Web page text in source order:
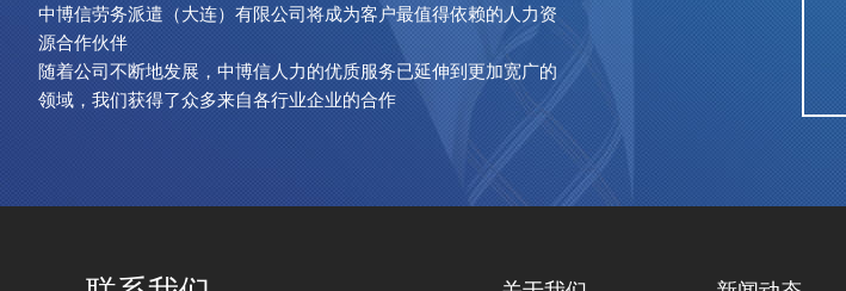
中博信劳务派遣（大连）有限公司将成为客户最值得依赖的人力资
源合作伙伴
随着公司不断地发展，中博信人力的优质服务已延伸到更加宽广的
领域，我们获得了众多来自各行业企业的合作